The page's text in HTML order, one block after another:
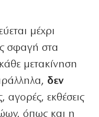
μέχρι
σφαγή στα
μετακίνηση
δεν
εκθέσεις
όπως και η